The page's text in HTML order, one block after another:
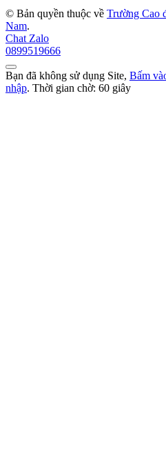
© Bản quyền thuộc về Trường Cao
Nam.
Chat Zalo
0899519666
Bạn đã không sử dụng Site, Bấm
nhập. Thời gian chờ: 60 giây